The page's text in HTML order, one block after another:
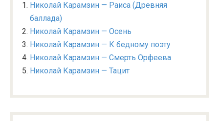
Николай Карамзин — Раиса (Древняя
баллада)
Николай Карамзин — Осень
Николай Карамзин — К бедному поэту
Николай Карамзин — Смерть Орфеева
Николай Карамзин — Тацит